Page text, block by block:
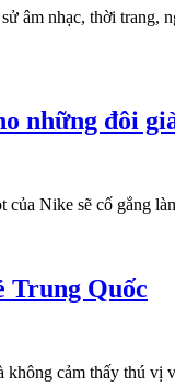
âm nhạc, thời
những đôi
Nike sẽ cố gắng
Trung Quốc
không cảm thấy thú